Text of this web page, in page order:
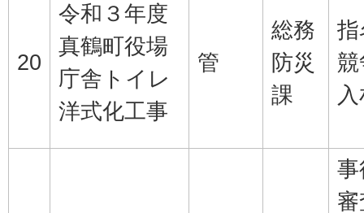
20
令和３年度
真鶴町役場
庁舎トイレ
洋式化工事
管
総務
防災
課
指
事